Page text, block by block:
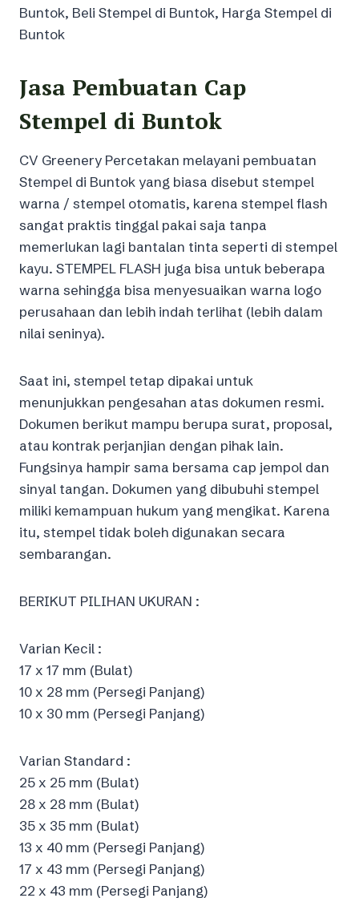
Buntok, Beli Stempel di Buntok, Harga Stempel di
Buntok
Jasa Pembuatan Cap
Stempel di Buntok
CV Greenery Percetakan melayani pembuatan
Stempel di Buntok yang biasa disebut stempel
warna / stempel otomatis, karena stempel flash
sangat praktis tinggal pakai saja tanpa
memerlukan lagi bantalan tinta seperti di stempel
kayu. STEMPEL FLASH juga bisa untuk beberapa
warna sehingga bisa menyesuaikan warna logo
perusahaan dan lebih indah terlihat (lebih dalam
nilai seninya).
Saat ini, stempel tetap dipakai untuk
menunjukkan pengesahan atas dokumen resmi.
Dokumen berikut mampu berupa surat, proposal,
atau kontrak perjanjian dengan pihak lain.
Fungsinya hampir sama bersama cap jempol dan
sinyal tangan. Dokumen yang dibubuhi stempel
miliki kemampuan hukum yang mengikat. Karena
itu, stempel tidak boleh digunakan secara
sembarangan.
BERIKUT PILIHAN UKURAN :
Varian Kecil :
17 x 17 mm (Bulat)
10 x 28 mm (Persegi Panjang)
10 x 30 mm (Persegi Panjang)
Varian Standard :
25 x 25 mm (Bulat)
28 x 28 mm (Bulat)
35 x 35 mm (Bulat)
13 x 40 mm (Persegi Panjang)
17 x 43 mm (Persegi Panjang)
22 x 43 mm (Persegi Panjang)